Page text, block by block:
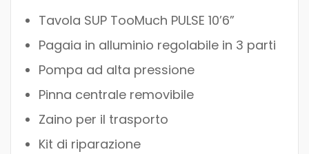
Tavola SUP TooMuch PULSE 10’6”
Pagaia in alluminio regolabile in 3 parti
Pompa ad alta pressione
Pinna centrale removibile
Zaino per il trasporto
Kit di riparazione